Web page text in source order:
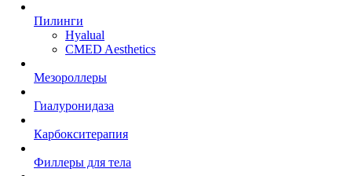
Пилинги
Hyalual
CMED Aesthetics
Мезороллеры
Гиалуронидаза
Карбокситерапия
Филлеры для тела